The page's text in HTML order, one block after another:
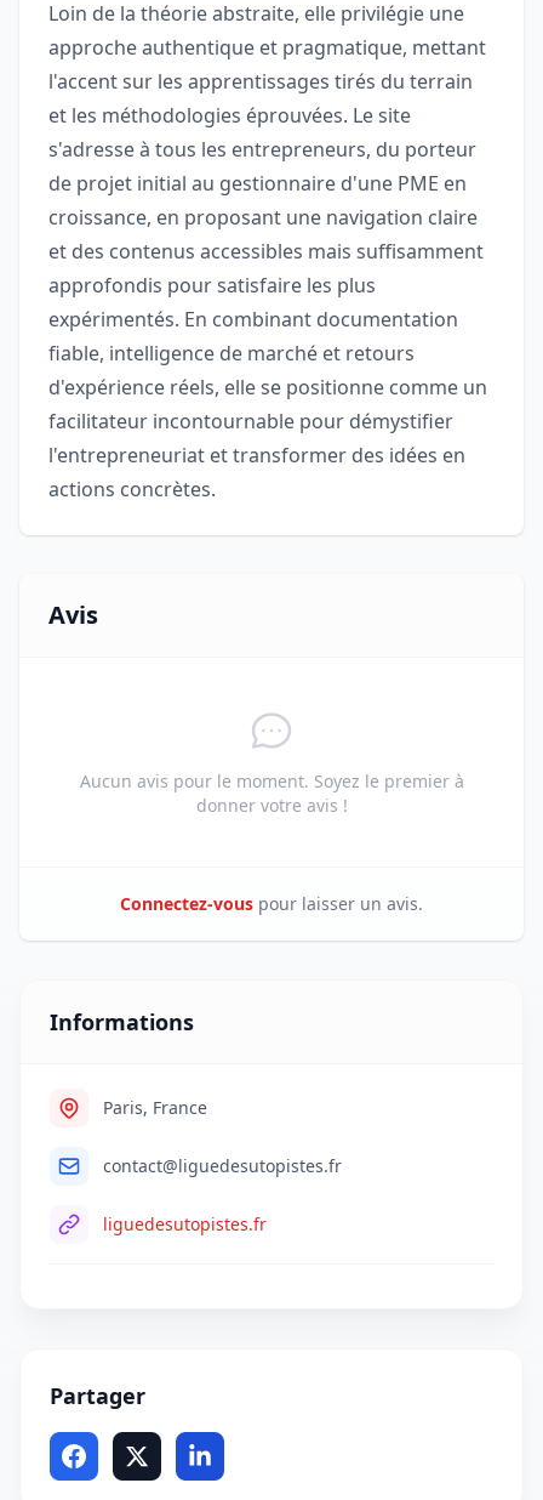
Loin de la théorie abstraite, elle privilégie une
approche authentique et pragmatique, mettant
l'accent sur les apprentissages tirés du terrain
et les méthodologies éprouvées. Le site
s'adresse à tous les entrepreneurs, du porteur
de projet initial au gestionnaire d'une PME en
croissance, en proposant une navigation claire
et des contenus accessibles mais suffisamment
approfondis pour satisfaire les plus
expérimentés. En combinant documentation
fiable, intelligence de marché et retours
d'expérience réels, elle se positionne comme un
facilitateur incontournable pour démystifier
l'entrepreneuriat et transformer des idées en
actions concrètes.
Avis
Aucun avis pour le moment. Soyez le premier à
donner votre avis !
Connectez-vous pour laisser un avis.
Informations
Paris, France
contact@liguedesutopistes.fr
liguedesutopistes.fr
Partager